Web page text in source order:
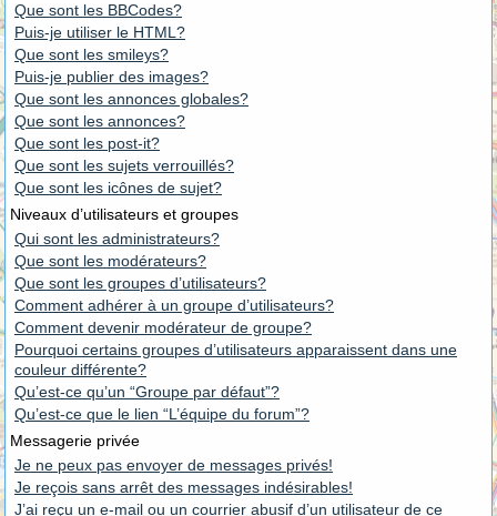
Que sont les BBCodes?
Puis-je utiliser le HTML?
Que sont les smileys?
Puis-je publier des images?
Que sont les annonces globales?
Que sont les annonces?
Que sont les post-it?
Que sont les sujets verrouillés?
Que sont les icônes de sujet?
Niveaux d’utilisateurs et groupes
Qui sont les administrateurs?
Que sont les modérateurs?
Que sont les groupes d’utilisateurs?
Comment adhérer à un groupe d’utilisateurs?
Comment devenir modérateur de groupe?
Pourquoi certains groupes d’utilisateurs apparaissent dans une
couleur différente?
Qu’est-ce qu’un “Groupe par défaut”?
Qu’est-ce que le lien “L’équipe du forum”?
Messagerie privée
Je ne peux pas envoyer de messages privés!
Je reçois sans arrêt des messages indésirables!
J’ai reçu un e-mail ou un courrier abusif d’un utilisateur de ce